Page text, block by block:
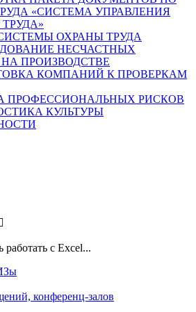
«СИСТЕМА УПРАВЛЕНИЯ
ОХРАНЫ ТРУДА
НЕСЧАСТНЫХ
ПРОИЗВОДСТВЕ
КОМПАНИЙ К ПРОВЕРКАМ
ПРОФЕССИОНАЛЬНЫХ РИСКОВ
КУЛЬТУРЫ
с Excel...
конференц-залов